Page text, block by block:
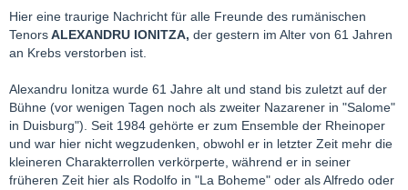
Hier eine traurige Nachricht für alle Freunde des rumänischen
TenorsALEXANDRU IONITZA, der gestern im Alter von 61 Jahren
an Krebs verstorben ist.
Alexandru Ionitza wurde 61 Jahre alt und stand bis zuletzt auf der
Bühne (vor wenigen Tagen noch als zweiter Nazarener in "Salome"
in Duisburg"). Seit 1984 gehörte er zum Ensemble der Rheinoper
und war hier nicht wegzudenken, obwohl er in letzter Zeit mehr die
kleineren Charakterrollen verkörperte, während er in seiner
früheren Zeit hier als Rodolfo in "La Boheme" oder als Alfredo oder